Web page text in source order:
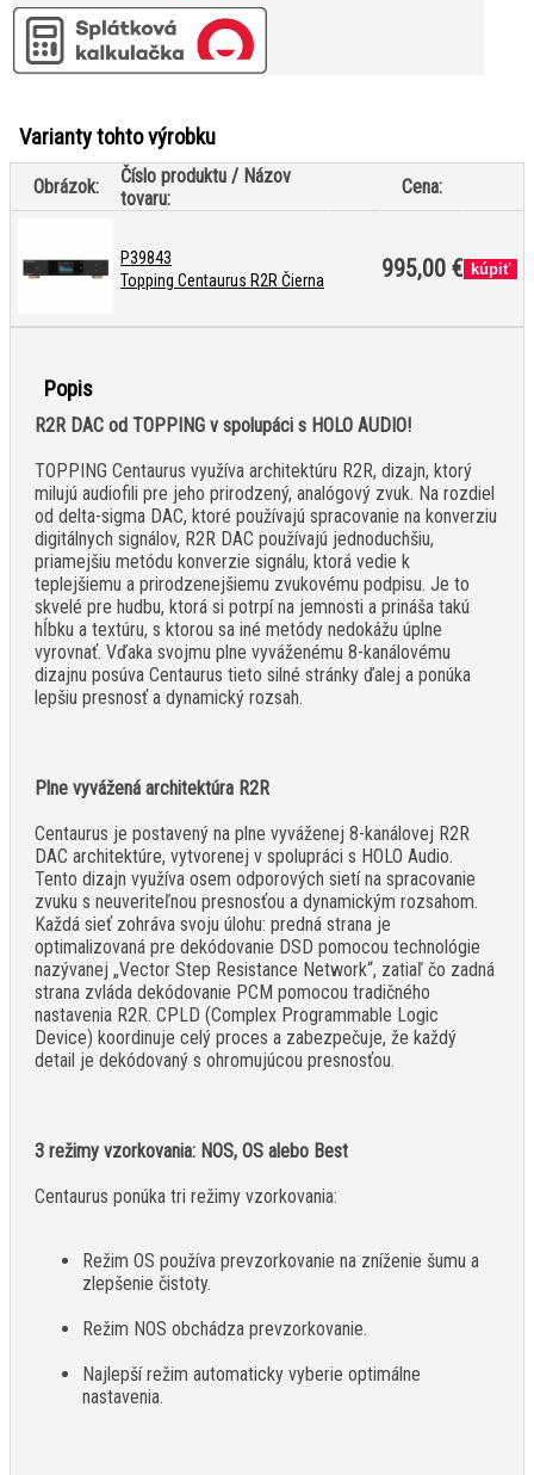
Varianty tohto výrobku
Obrázok:
Číslo produktu / Názov
tovaru:
Cena:
P39843
Topping Centaurus R2R Čierna
995,00 €
Popis
R2R DAC od TOPPING v spolupáci s HOLO AUDIO!
TOPPING Centaurus využíva architektúru R2R, dizajn, ktorý
milujú audiofili pre jeho prirodzený, analógový zvuk. Na rozdiel
od delta-sigma DAC, ktoré používajú spracovanie na konverziu
digitálnych signálov, R2R DAC používajú jednoduchšiu,
priamejšiu metódu konverzie signálu, ktorá vedie k
teplejšiemu a prirodzenejšiemu zvukovému podpisu. Je to
skvelé pre hudbu, ktorá si potrpí na jemnosti a prináša takú
hĺbku a textúru, s ktorou sa iné metódy nedokážu úplne
vyrovnať. Vďaka svojmu plne vyváženému 8-kanálovému
dizajnu posúva Centaurus tieto silné stránky ďalej a ponúka
lepšiu presnosť a dynamický rozsah.
Plne vyvážená architektúra R2R
Centaurus je postavený na plne vyváženej 8-kanálovej R2R
DAC architektúre, vytvorenej v spolupráci s HOLO Audio.
Tento dizajn využíva osem odporových sietí na spracovanie
zvuku s neuveriteľnou presnosťou a dynamickým rozsahom.
Každá sieť zohráva svoju úlohu: predná strana je
optimalizovaná pre dekódovanie DSD pomocou technológie
nazývanej „Vector Step Resistance Network“, zatiaľ čo zadná
strana zvláda dekódovanie PCM pomocou tradičného
nastavenia R2R. CPLD (Complex Programmable Logic
Device) koordinuje celý proces a zabezpečuje, že každý
detail je dekódovaný s ohromujúcou presnosťou.
3 režimy vzorkovania: NOS, OS alebo Best
Centaurus ponúka tri režimy vzorkovania:
Režim OS používa prevzorkovanie na zníženie šumu a
zlepšenie čistoty.
Režim NOS obchádza prevzorkovanie.
Najlepší režim automaticky vyberie optimálne
nastavenia.